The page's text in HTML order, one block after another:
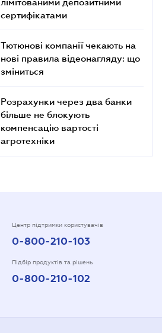
сертифікатами
Тютюнові компанії чекають на
нові правила відеонагляду: що
зміниться
Розрахунки через два банки
більше не блокують
компенсацію вартості
агротехніки
Центр підтримки користувачів
0-800-210-103
Підбір продуктів та рішень
0-800-210-102